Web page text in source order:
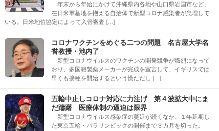
年末から年始にかけて沖縄県内各地や山口県岩国市など、
在日米軍基地を抱える自治体で新型コロナ感染者が急増して
いる。日米地位協定によって入管審査 […]
コロナワクチンをめぐる二つの問題 名古屋大学名
誉教授・池内了
新型コロナウイルスのワクチンの開発競争が熾烈になって
おり、多国籍製薬メーカーが完成を宣言して、イギリスでは
早くも接種を開始するという慌ただし […]
五輪中止しコロナ対応に力注げ 第４波拡大中にま
だ躊躇 医療体制の逼迫は限界
新型コロナウイルス感染症の蔓延が続くなか、１年延期し
た東京五輪・パラリンピックの開催まで３カ月を切った。